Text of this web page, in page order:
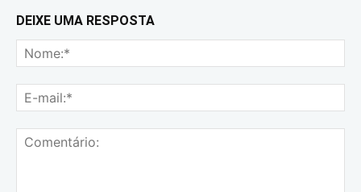
DEIXE UMA RESPOSTA